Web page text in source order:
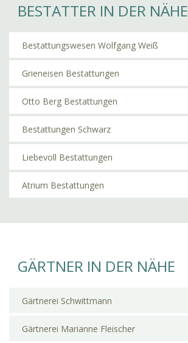
BESTATTER IN DER NÄHE
Bestattungswesen Wolfgang Weiß
Grieneisen Bestattungen
Otto Berg Bestattungen
Bestattungen Schwarz
Liebevoll Bestattungen
Atrium Bestattungen
GÄRTNER IN DER NÄHE
Gärtnerei Schwittmann
Gärtnerei Marianne Fleischer